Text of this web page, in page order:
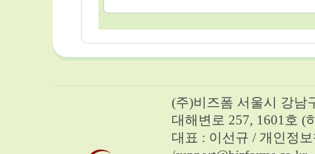
(주)비즈폼 서울시 강남
대해변로 257, 1601호 (
대표 : 이선규 / 개인정